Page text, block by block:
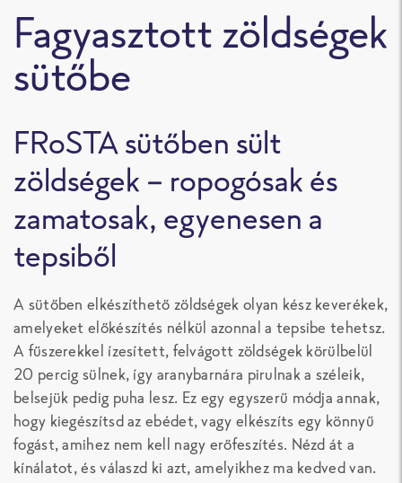
Fagyasztott zöldségek
sütőbe
FRoSTA sütőben sült
zöldségek – ropogósak és
zamatosak, egyenesen a
tepsiből
A sütőben elkészíthető zöldségek olyan kész keverékek,
amelyeket előkészítés nélkül azonnal a tepsibe tehetsz.
A fűszerekkel ízesített, felvágott zöldségek körülbelül
20 percig sülnek, így aranybarnára pirulnak a széleik,
belsejük pedig puha lesz. Ez egy egyszerű módja annak,
hogy kiegészítsd az ebédet, vagy elkészíts egy könnyű
fogást, amihez nem kell nagy erőfeszítés. Nézd át a
kínálatot, és válaszd ki azt, amelyikhez ma kedved van.